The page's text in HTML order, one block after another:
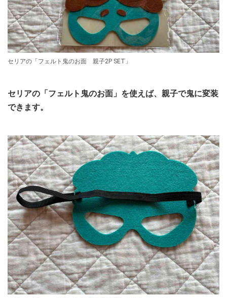
セリアの「フェルト鬼のお面 親子2P SET」
セリアの「フェルト鬼のお面」を使えば、親子で鬼に変装
できます。